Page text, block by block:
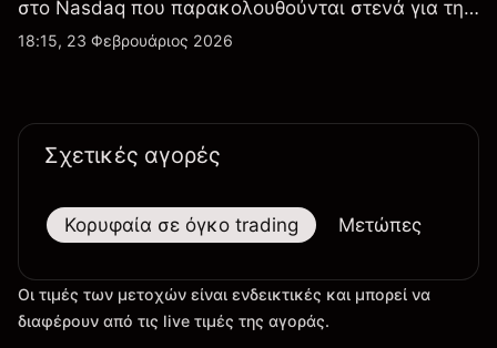
στο Nasdaq που παρακολουθούνται στενά για την
απόδοση κερδών, τα δεδομένα παραδόσεων και
18:15, 23 Φεβρουάριος 2026
Σχετικές αγορές
Κορυφαία σε όγκο trading Μετώπες
Οι τιμές των μετοχών είναι ενδεικτικές και μπορεί να
διαφέρουν από τις live τιμές της αγοράς.